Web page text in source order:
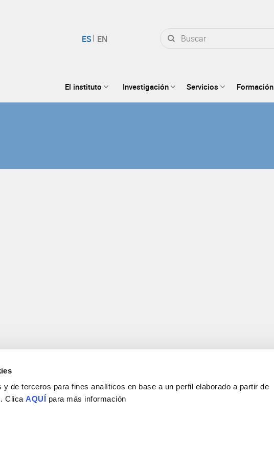
de terceros para fines analíticos en base a un perfil elaborado a partir de
. ClicaAQUÍ para más información
por:
El instituto Investigación Servicios Formación